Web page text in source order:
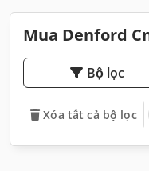
Mua Denford
Bộ lọc
Xóa tất cả bộ lọc